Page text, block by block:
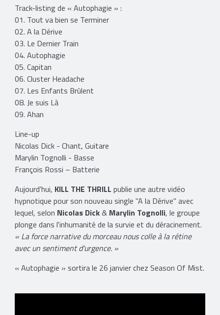
Track-listing de « Autophagie » :
01. Tout va bien se Terminer
02. A la Dérive
03. Le Dernier Train
04. Autophagie
05. Capitan
06. Cluster Headache
07. Les Enfants Brûlent
08. Je suis Là
09. Ahan
Line-up
Nicolas Dick - Chant, Guitare
Marylin Tognolli - Basse
François Rossi – Batterie
Aujourd'hui, KILL THE THRILL publie une autre vidéo
hypnotique pour son nouveau single ''A la Dérive'' avec
lequel, selon Nicolas Dick& Marylin Tognolli, le groupe
plonge dans l'inhumanité de la survie et du déracinement.
« La force narrative du morceau nous colle à la rétine
avec un sentiment d'urgence. »
« Autophagie » sortira le 26 janvier chez Season Of Mist.